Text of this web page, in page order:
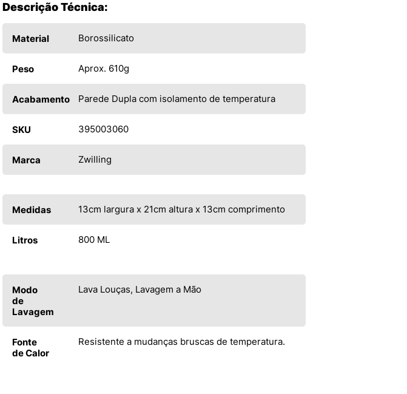
Descrição Técnica:
Material Borossilicato
Peso Aprox. 610g
Acabamento Parede Dupla com isolamento de temperatura
SKU 395003060
Marca Zwilling
Medidas 13cm largura x 21cm altura x 13cm comprimento
Litros 800 ML
Modo
de
Lavagem
Lava Louças, Lavagem a Mão
Fonte
de Calor
Resistente a mudanças bruscas de temperatura.